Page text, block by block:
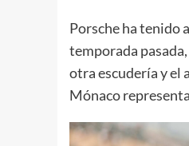
Porsche ha tenido
temporada
otra escudería y el
Mónaco